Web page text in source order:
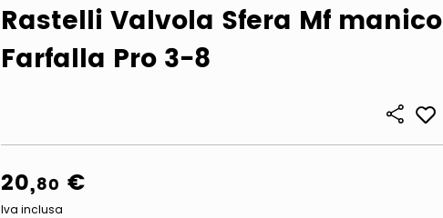
Rastelli Valvola Sfera Mf manico
Farfalla Pro 3-8
20,80 €
Iva inclusa